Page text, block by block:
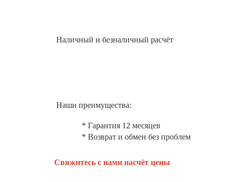
Наличный и безналичный расчёт
Наши преимущества:
* Гарантия 12 месяцев
* Возврат и обмен без проблем
Свяжитесь с нами насчёт цены